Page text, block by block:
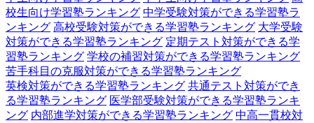
校生向け学習塾ランキング 中学受験対策ができる学習塾ラ
ンキング 高校受験対策ができる学習塾ランキング 大学受験
対策ができる学習塾ランキング 定期テスト対策ができる学
習塾ランキング 学校の補習対策ができる学習塾ランキング
苦手科目の克服対策ができる学習塾ランキング
英検対策ができる学習塾ランキング 共通テスト対策ができ
る学習塾ランキング 医学部受験対策ができる学習塾ランキ
ング 内部進学対策ができる学習塾ランキング 中高一貫校対